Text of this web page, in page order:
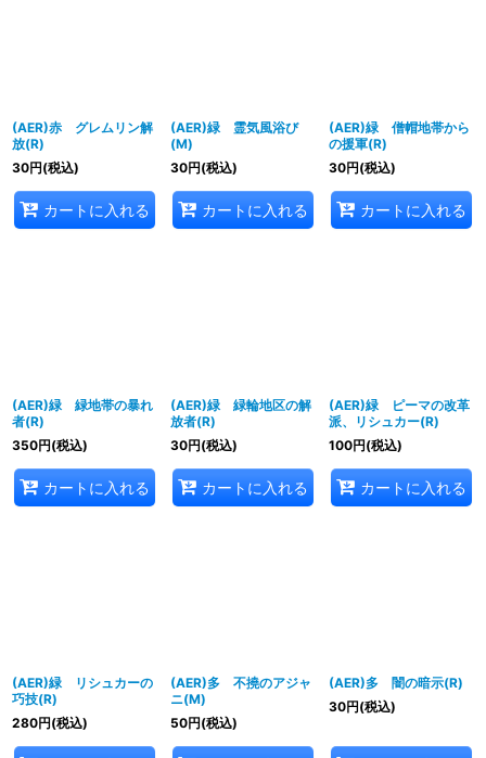
(AER)赤 グレムリン解
放(R)
30円(税込)
カートに入れる
(AER)緑 霊気風浴び
(M)
30円(税込)
カートに入れる
(AER)緑 僧帽地帯から
の援軍(R)
30円(税込)
カートに入れる
(AER)緑 緑地帯の暴れ
者(R)
350円(税込)
カートに入れる
(AER)緑 緑輪地区の解
放者(R)
30円(税込)
カートに入れる
(AER)緑 ピーマの改革
派、リシュカー(R)
100円(税込)
カートに入れる
(AER)緑 リシュカーの
巧技(R)
280円(税込)
(AER)多 不撓のアジャ
ニ(M)
50円(税込)
(AER)多 闇の暗示(R)
30円(税込)